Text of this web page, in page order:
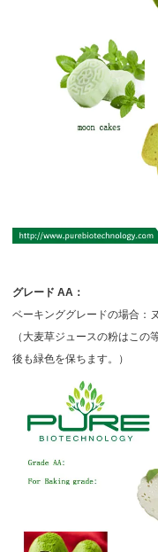
グレード AA：
ベーキンググレードの場合：
（大麦草ジュースの粉はこ
後も緑色を保ちます。）